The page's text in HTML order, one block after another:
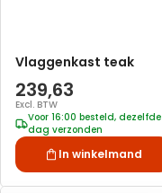
Vlaggenkast teak
239,63
Excl. BTW
Voor 16:00 besteld, dezelfde
dag verzonden
In winkelmand